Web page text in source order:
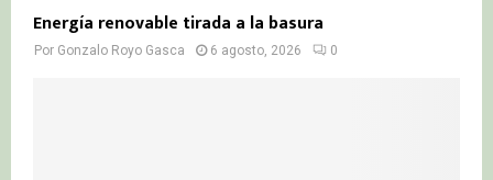
Energía renovable tirada a la basura
Por Gonzalo Royo Gasca 6 agosto, 2026 0